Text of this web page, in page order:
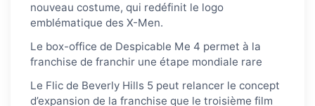
nouveau costume, qui redéfinit le logo
emblématique des X-Men.
Le box-office de Despicable Me 4 permet à la
franchise de franchir une étape mondiale rare
Le Flic de Beverly Hills 5 peut relancer le concept
d’expansion de la franchise que le troisième film